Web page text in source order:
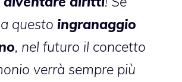
questo ingranaggio
, nel futuro il concetto
verrà sempre più